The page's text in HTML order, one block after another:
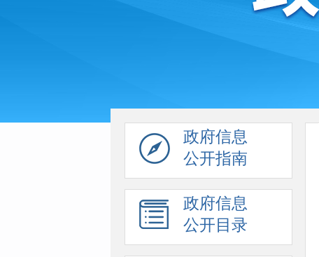
政府信息
公开指南
政府信息
公开目录